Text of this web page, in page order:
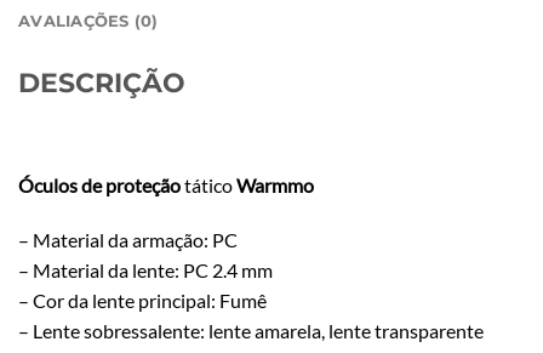
AVALIAÇÕES (0)
DESCRIÇÃO
Óculos de proteçãotáticoWarmmo
– Material da armação: PC
– Material da lente: PC 2.4 mm
– Cor da lente principal: Fumê
– Lente sobressalente: lente amarela, lente transparente